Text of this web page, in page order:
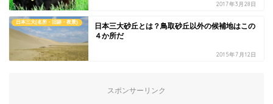
2017年3月28日
日本三大(名所・旧跡・夜景)
日本三大砂丘とは？鳥取砂丘以外の候補地はこの
４か所だ
2015年7月12日
スポンサーリンク